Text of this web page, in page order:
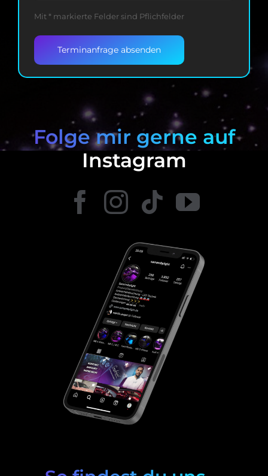
Mit * markierte Felder sind Pflichfelder
Folge mir gerne auf